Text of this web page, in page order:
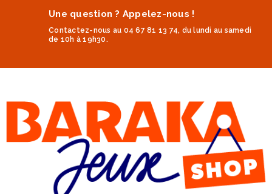
Une question ? Appelez-nous !
Contactez-nous au 04 67 81 13 74, du lundi au samedi
de 10h à 19h30.